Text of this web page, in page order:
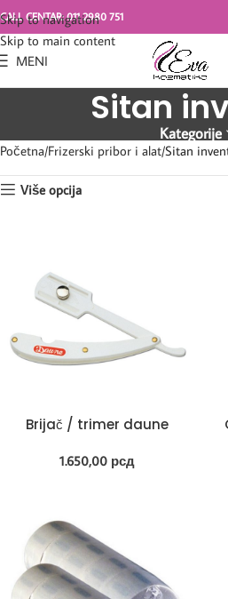
Skip to navigation
Skip to main content
CALL CENTAR: 011 2980 751
MENI
Sitan
Kategorije
Početna Frizerski pribor i alat Sitan
Više opcija
Brijač / trimer daune
1.650,00 рсд